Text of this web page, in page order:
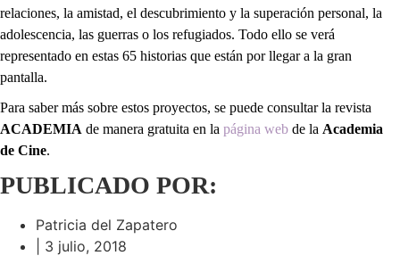
relaciones, la amistad, el descubrimiento y la superación personal, la
adolescencia, las guerras o los refugiados. Todo ello se verá
representado en estas 65 historias que están por llegar a la gran
pantalla.
Para saber más sobre estos proyectos, se puede consultar la revista
ACADEMIA de manera gratuita en la página web de la Academia
de Cine.
PUBLICADO POR:
Patricia del Zapatero
3 julio, 2018